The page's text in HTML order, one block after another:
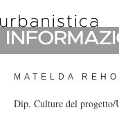
MATELDA REHO
Dip. Culture del